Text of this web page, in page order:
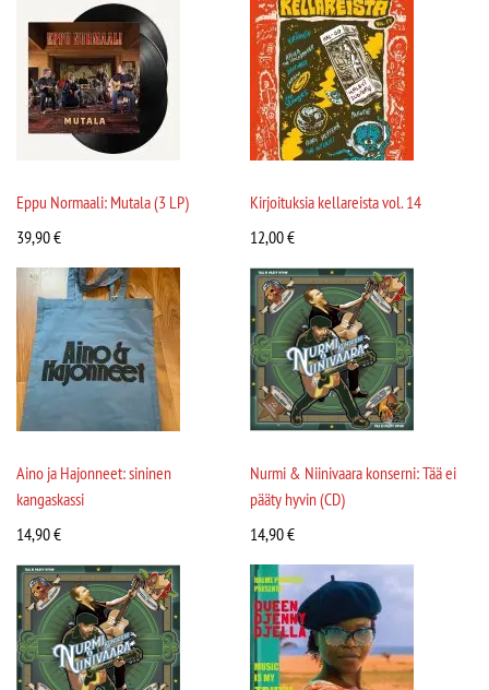
Eppu Normaali: Mutala (3 LP)
39,90€
Kirjoituksia kellareista vol. 14
12,00€
Aino ja Hajonneet: sininen
kangaskassi
14,90€
Nurmi & Niinivaara konserni: Tää ei
pääty hyvin (CD)
14,90€